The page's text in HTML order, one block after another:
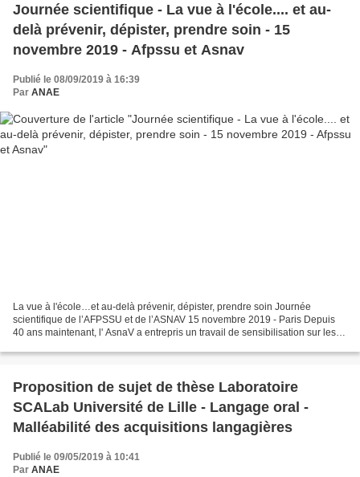
Journée scientifique - La vue à l'école.... et au-
delà prévenir, dépister, prendre soin - 15
novembre 2019 - Afpssu et Asnav
Publié le 08/09/2019 à 16:39
Par ANAE
La vue à l'école…et au-delà prévenir, dépister, prendre soin Journée
scientifique de l’AFPSSU et de l’ASNAV 15 novembre 2019 - Paris Depuis
40 ans maintenant, l' AsnaV a entrepris un travail de sensibilisation sur les
Proposition de sujet de thèse Laboratoire
SCALab Université de Lille - Langage oral -
Malléabilité des acquisitions langagières
Publié le 09/05/2019 à 10:41
Par ANAE